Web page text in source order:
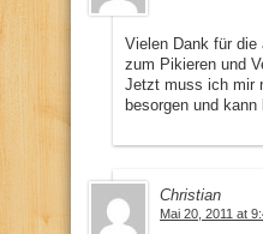
Vielen Dank für die
zum Pikieren und
Jetzt muss ich mir
besorgen und kann
Christian
Mai 20, 2011 at